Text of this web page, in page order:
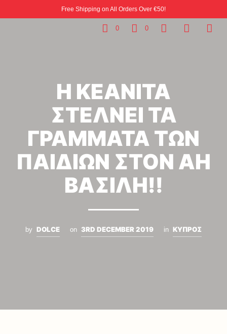
Free Shipping on All Orders Over €50!
0 0
Η ΚΕΑΝΙΤΑ
ΣΤΕΛΝΕΙ ΤΑ
ΓΡΑΜΜΑΤΑ ΤΩΝ
ΠΑΙΔΙΩΝ ΣΤΟΝ ΑΗ
ΒΑΣΙΛΗ!!
by DOLCE on 3RD DECEMBER 2019 in ΚΥΠΡΟΣ